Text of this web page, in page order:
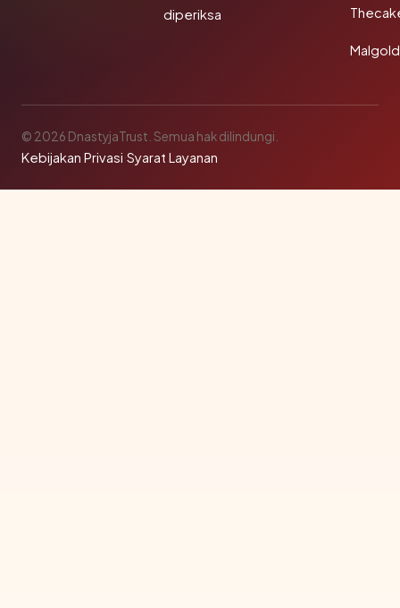
diperiksa
© 2026 DnastyjaTrust. Semua hak dilindungi.
Kebijakan Privasi·Syarat Layanan